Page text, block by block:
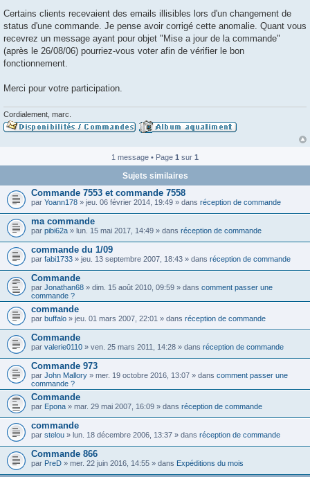
s
s
g
e
Certains clients recevaient des emails illisibles lors d'un changement de
status d'une commande. Je pense avoir corrigé cette anomalie. Quant vous
recevrez un message ayant pour objet "Mise a jour de la commande"
(après le 26/08/06) pourriez-vous voter afin de vérifier le bon
fonctionnement.
Merci pour votre participation.
Cordialement, marc.
1 message • Page 1 sur 1
Sujets similaires
Commande 7553 et commande 7558
par Yoann178 » jeu. 06 février 2014, 19:49 » dans réception de commande
ma commande
par pibi62a » lun. 15 mai 2017, 14:49 » dans réception de commande
commande du 1/09
par fabi1733 » jeu. 13 septembre 2007, 18:43 » dans réception de commande
Commande
par Jonathan68 » dim. 15 août 2010, 09:59 » dans comment passer une
commande ?
commande
par buffalo » jeu. 01 mars 2007, 22:01 » dans réception de commande
Commande
par valerie0110 » ven. 25 mars 2011, 14:28 » dans réception de commande
Commande 973
par John Mallory » mer. 19 octobre 2016, 13:07 » dans comment passer une
commande ?
Commande
par Epona » mar. 29 mai 2007, 16:09 » dans réception de commande
commande
par stelou » lun. 18 décembre 2006, 13:37 » dans réception de commande
Commande 866
par PreD » mer. 22 juin 2016, 14:55 » dans Expéditions du mois